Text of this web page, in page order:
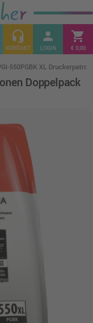
headset_mic
KONTAKT
person
LOGIN
shopping_cart
€ 0,00
550PGBK XL
Doppelpack